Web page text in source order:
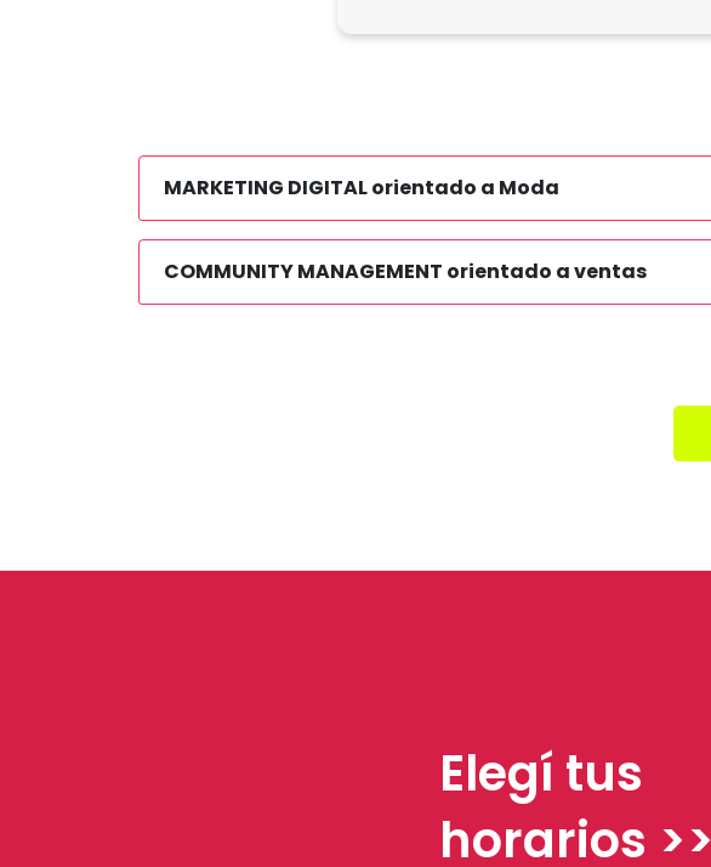
MARKETING DIGITAL orientado a Moda
COMMUNITY MANAGEMENT orientado a ventas
Elegí tus
horarios >>